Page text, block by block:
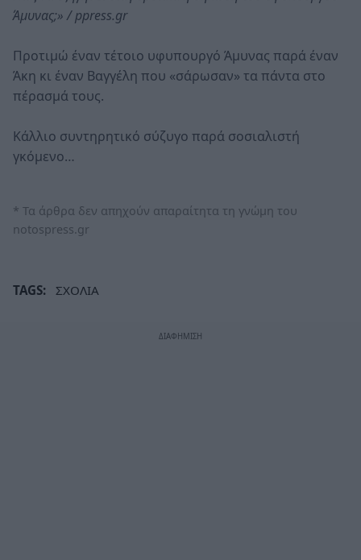
Άμυνας;» / ppress.gr
Προτιμώ έναν τέτοιο υφυπουργό Άμυνας παρά έναν
Άκη κι έναν Βαγγέλη που «σάρωσαν» τα πάντα στο
πέρασμά τους.
Κάλλιο συντηρητικό σύζυγο παρά σοσιαλιστή
γκόμενο…
* Τα άρθρα δεν απηχούν απαραίτητα τη γνώμη του
notospress.gr
TAGS: ΣΧΟΛΙΑ